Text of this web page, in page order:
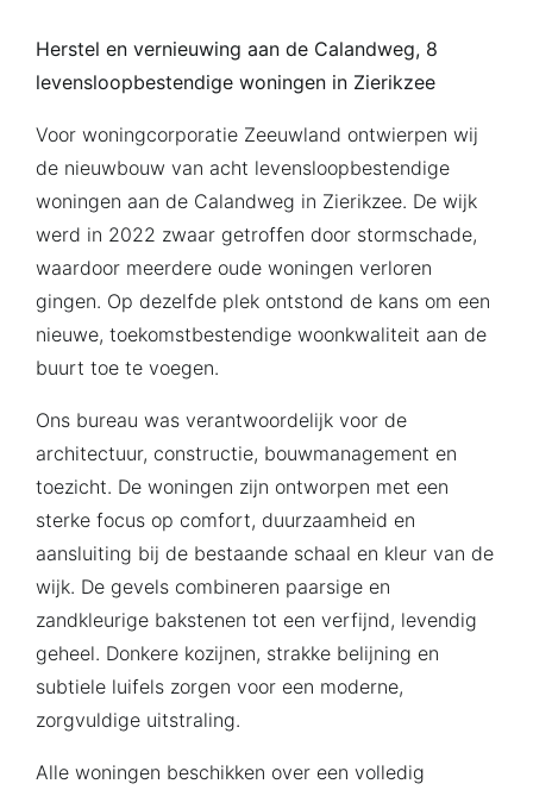
Herstel en vernieuwing aan de Calandweg, 8
levensloopbestendige woningen in Zierikzee
Voor woningcorporatie Zeeuwland ontwierpen wij
de nieuwbouw van acht levensloopbestendige
woningen aan de Calandweg in Zierikzee. De wijk
werd in 2022 zwaar getroffen door stormschade,
waardoor meerdere oude woningen verloren
gingen. Op dezelfde plek ontstond de kans om een
nieuwe, toekomstbestendige woonkwaliteit aan de
buurt toe te voegen.
Ons bureau was verantwoordelijk voor de
architectuur, constructie, bouwmanagement en
toezicht. De woningen zijn ontworpen met een
sterke focus op comfort, duurzaamheid en
aansluiting bij de bestaande schaal en kleur van de
wijk. De gevels combineren paarsige en
zandkleurige bakstenen tot een verfijnd, levendig
geheel. Donkere kozijnen, strakke belijning en
subtiele luifels zorgen voor een moderne,
zorgvuldige uitstraling.
Alle woningen beschikken over een volledig